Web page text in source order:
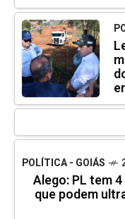
POLÍTICA - GOIÁS
Alego: PL tem
que podem